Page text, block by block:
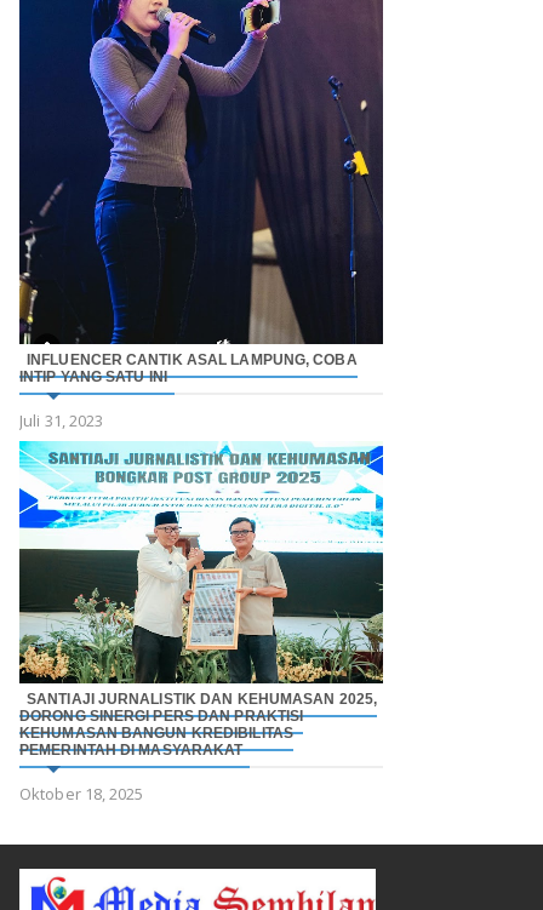
INFLUENCER CANTIK ASAL LAMPUNG, COBA
INTIP YANG SATU INI
Juli 31, 2023
SANTIAJI JURNALISTIK DAN KEHUMASAN 2025,
DORONG SINERGI PERS DAN PRAKTISI
KEHUMASAN BANGUN KREDIBILITAS
PEMERINTAH DI MASYARAKAT
Oktober 18, 2025